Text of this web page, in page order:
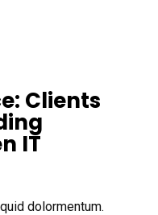
Clients
IT
dolormentum.